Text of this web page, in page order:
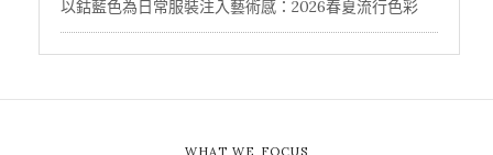
以鈷藍色為日常服裝注入藝術感：2026春夏流行色彩